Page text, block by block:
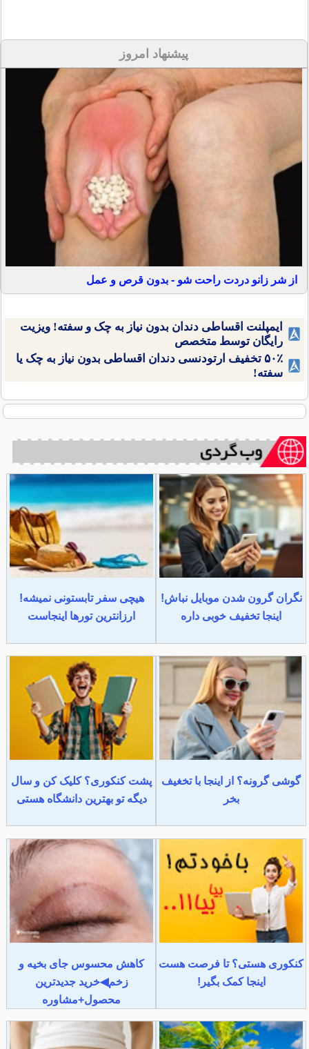
پیشنهاد امروز
از شر زانو دردت راحت شو - بدون قرص و عمل
ایمپلنت اقساطی دندان بدون نیاز به چک و سفته! ویزیت
رایگان توسط متخصص
۵۰٪ تخفیف ارتودنسی دندان اقساطی بدون نیاز به چک یا
سفته!
نگران گرون شدن موبایل نباش!
اینجا تخفیف خوبی داره
هیچی سفر تابستونی نمیشه!
ارزانترین تورها اینجاست
گوشی گرونه؟ از اینجا با تخغیف
بخر
پشت کنکوری؟ کلیک کن و سال
دیگه تو بهترین دانشگاه هستی
کنکوری هستی؟ تا فرصت هست
اینجا کمک بگیر!
کاهش محسوس جای بخیه و
زخم◀خرید جدیدترین
محصول+مشاوره